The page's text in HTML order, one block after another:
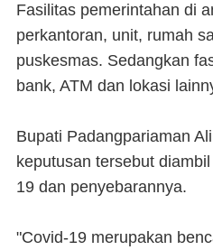
Fasilitas pemerintahan di
perkantoran, unit, rumah
puskesmas. Sedangkan
bank, ATM dan lokasi
Bupati Padangpariaman
keputusan tersebut
19 dan penyebarannya.
"Covid-19 merupakan